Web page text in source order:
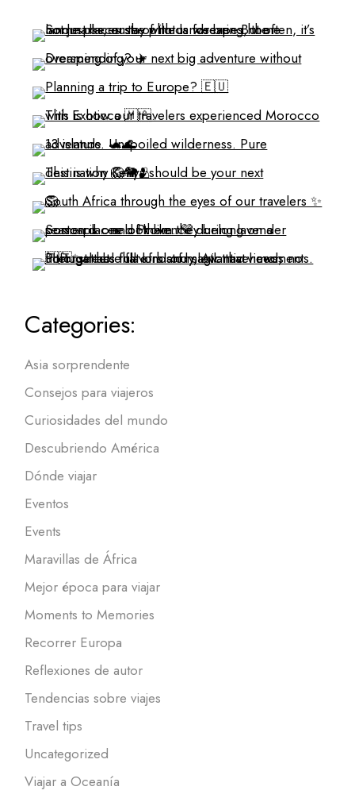
Categories:
Asia sorprendente
Consejos para viajeros
Curiosidades del mundo
Descubriendo América
Dónde viajar
Eventos
Events
Maravillas de África
Mejor época para viajar
Moments to Memories
Recorrer Europa
Reflexiones de autor
Tendencias sobre viajes
Travel tips
Uncategorized
Viajar a Oceanía